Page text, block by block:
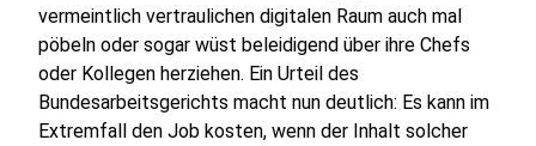
vermeintlich vertraulichen digitalen Raum auch mal
pöbeln oder sogar wüst beleidigend über ihre Chefs
oder Kollegen herziehen. Ein Urteil des
Bundesarbeitsgerichts macht nun deutlich: Es kann im
Extremfall den Job kosten, wenn der Inhalt solcher